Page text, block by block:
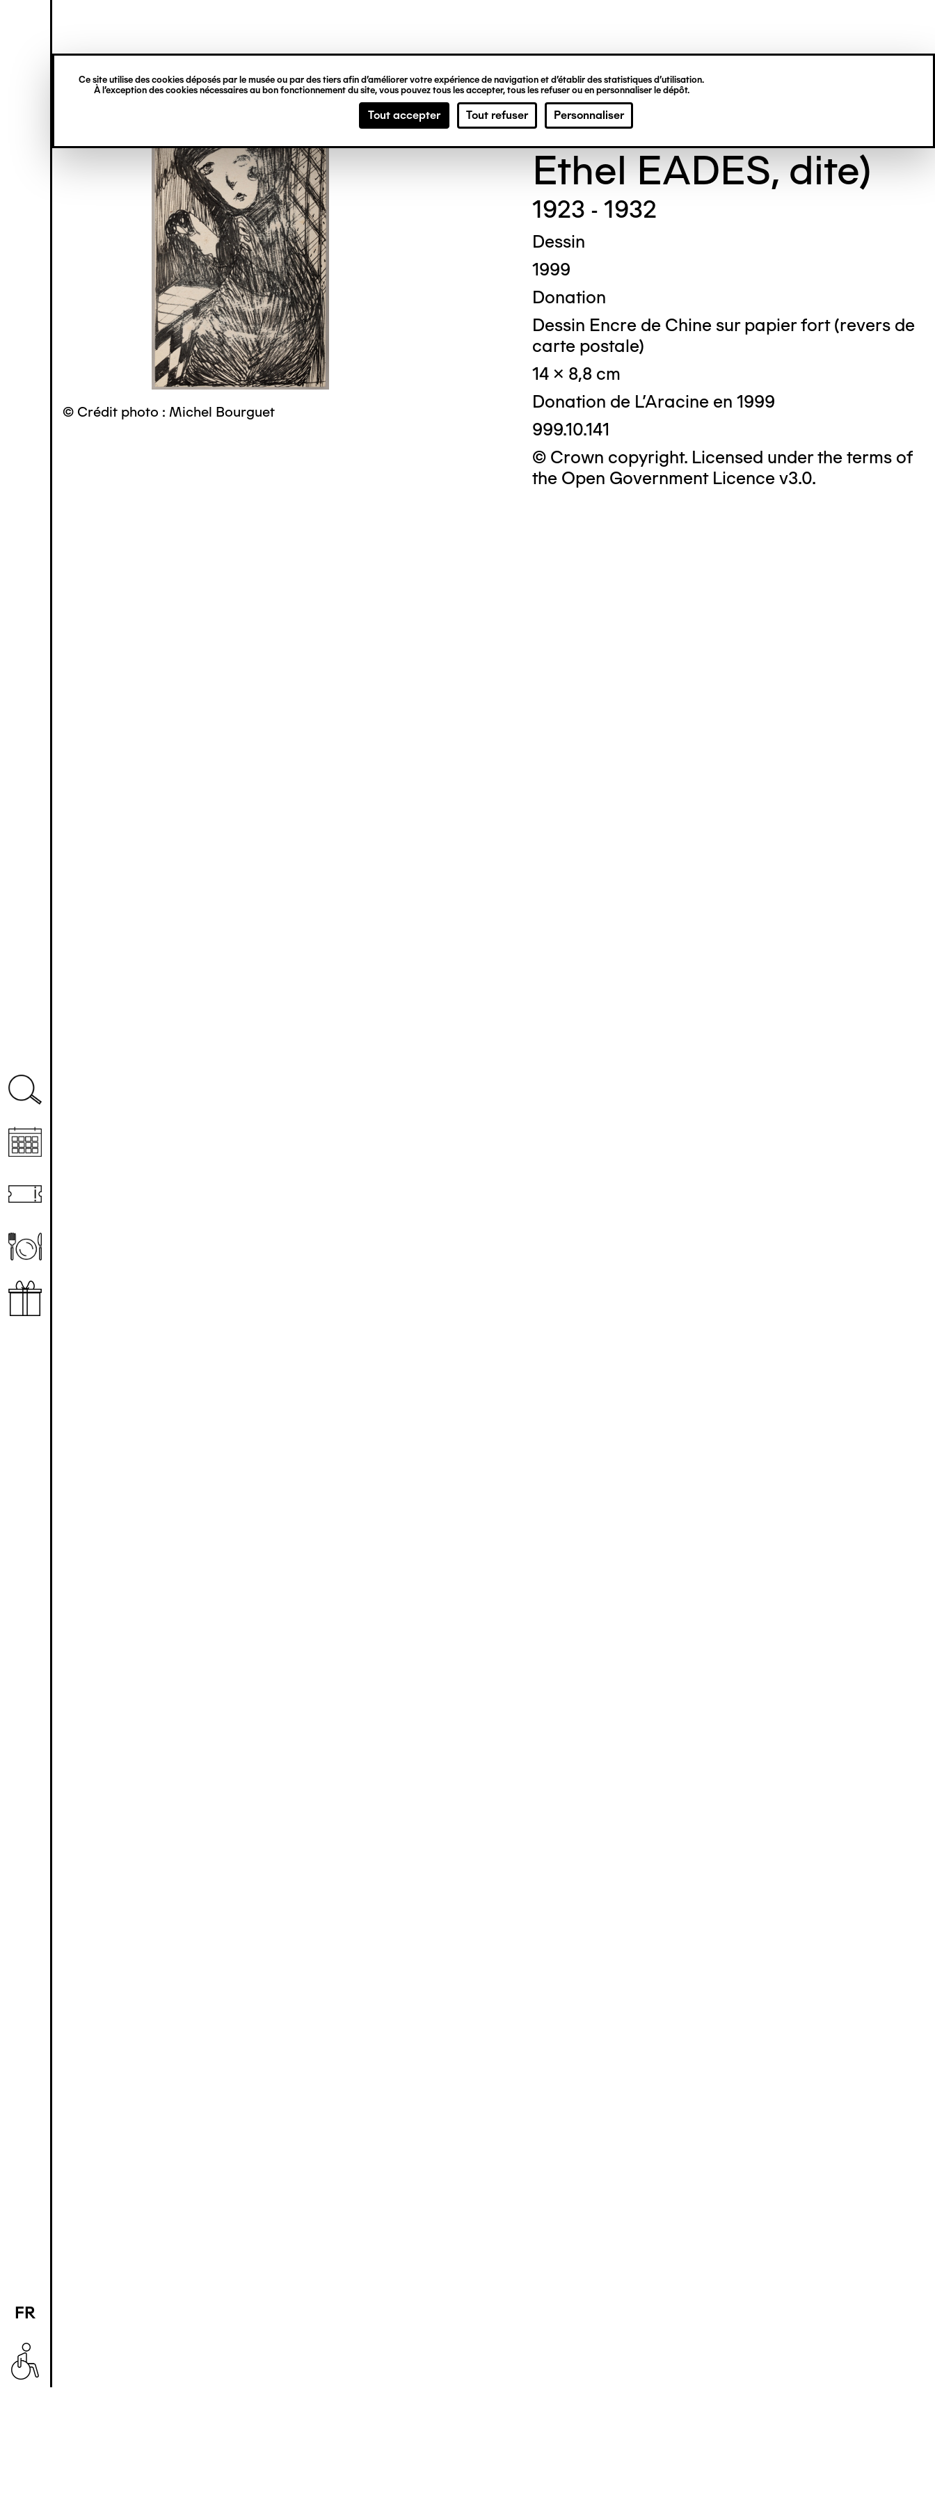
Ce site utilise des cookies déposés par le musée ou par des tiers afin d’améliorer votre expérience de navigation et d’établir des statistiques d’utilisation.
À l’exception des cookies nécessaires au bon fonctionnement du site, vous pouvez tous les accepter, tous les refuser ou en personnaliser le dépôt.
Tout accepter Tout refuser Personnaliser
principal
verticale
FR
EN
© Crédit photo : Michel Bourguet
Madge GILL (Maude
Ethel EADES, dite)
1923 - 1932
Dessin
1999
Donation
Dessin Encre de Chine sur papier fort (revers de
carte postale)
14 x 8,8 cm
Donation de L'Aracine en 1999
999.10.141
© Crown copyright. Licensed under the terms of
the Open Government Licence v3.0.